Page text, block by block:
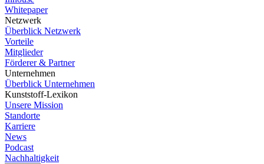
Whitepaper
Netzwerk
Überblick Netzwerk
Vorteile
Mitglieder
Förderer & Partner
Unternehmen
Überblick Unternehmen
Kunststoff-Lexikon
Unsere Mission
Standorte
Karriere
News
Podcast
Nachhaltigkeit